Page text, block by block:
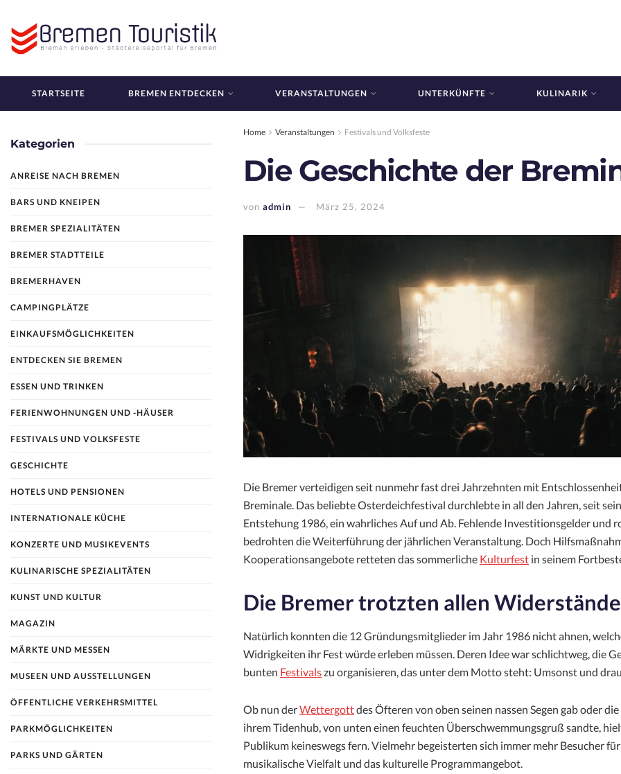
STARTSEITE BREMEN ENTDECKEN VERANSTALTUNGEN UNTERKÜNFTE KULINARIK
Home Veranstaltungen Festivals und Volksfeste
Die Geschichte der
von admin März 25, 2024
Die Bremer verteidigen seit nunmehr fast drei Jahrzehnten mit
Breminale. Das beliebte Osterdeichfestival durchlebte in all den Jahren, seit
Entstehung 1986, ein wahrliches Auf und Ab. Fehlende Investitionsgelder und
bedrohten die Weiterführung der jährlichen Veranstaltung. Doch
Kooperationsangebote retteten das sommerliche Kulturfest in seinem
Die Bremer trotzten allen
Natürlich konnten die 12 Gründungsmitglieder im Jahr 1986 nicht ahnen,
Widrigkeiten ihr Fest würde erleben müssen. Deren Idee war schlichtweg, die
bunten Festivalszu organisieren, das unter dem Motto steht: Umsonst und
Ob nun derWettergottdes Öfteren von oben seinen nassen Segen gab oder
ihrem Tidenhub, von unten einen feuchten Überschwemmungsgruß sandte,
Publikum keineswegs fern. Vielmehr begeisterten sich immer mehr Besucher
musikalische Vielfalt und das kulturelle Programmangebot.
Kategorien
ANREISE NACH BREMEN
BARS UND KNEIPEN
BREMER SPEZIALITÄTEN
BREMER STADTTEILE
BREMERHAVEN
CAMPINGPLÄTZE
EINKAUFSMÖGLICHKEITEN
ENTDECKEN SIE BREMEN
ESSEN UND TRINKEN
FERIENWOHNUNGEN UND -HÄUSER
FESTIVALS UND VOLKSFESTE
GESCHICHTE
HOTELS UND PENSIONEN
INTERNATIONALE KÜCHE
KONZERTE UND MUSIKEVENTS
KULINARISCHE SPEZIALITÄTEN
KUNST UND KULTUR
MAGAZIN
MÄRKTE UND MESSEN
MUSEEN UND AUSSTELLUNGEN
ÖFFENTLICHE VERKEHRSMITTEL
PARKMÖGLICHKEITEN
PARKS UND GÄRTEN